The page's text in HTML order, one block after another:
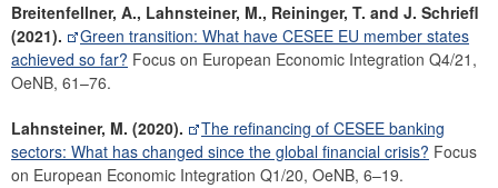
Breitenfellner, A., Lahnsteiner, M., Reininger, T. and J. Schriefl
(2021).
Green transition: What have CESEE EU member states
achieved so far? Focus on European Economic Integration Q4/21,
OeNB, 61–76.
Lahnsteiner, M. (2020).
The refinancing of CESEE banking
sectors: What has changed since the global financial crisis? Focus
on European Economic Integration Q1/20, OeNB, 6–19.